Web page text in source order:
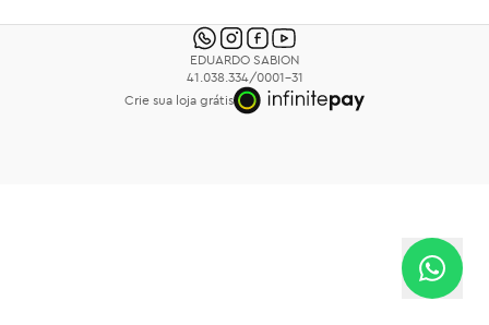
EDUARDO SABION
41.038.334/0001-31
Crie sua loja grátis